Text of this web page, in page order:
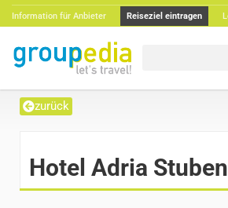
Information für Anbieter Reiseziel eintragen
zurück
Hotel Adria Stuben